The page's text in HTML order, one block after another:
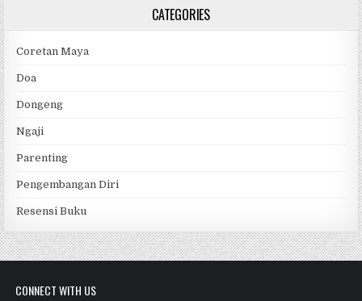
CATEGORIES
Coretan Maya
Doa
Dongeng
Ngaji
Parenting
Pengembangan Diri
Resensi Buku
CONNECT WITH US